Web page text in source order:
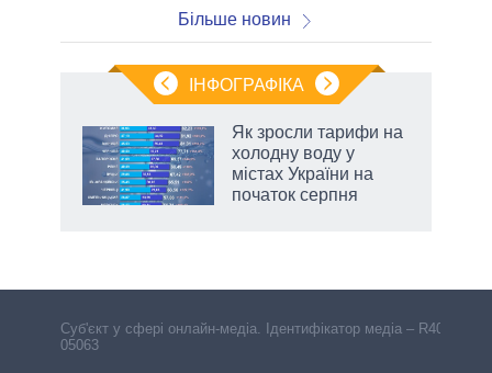
Більше новин
ІНФОГРАФІКА
Як зросли тарифи на
холодну воду у
містах України на
початок серпня
Cуб'єкт у сфері онлайн-медіа. Ідентифікатор медіа – R40-
05063